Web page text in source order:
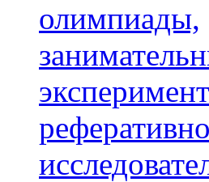
олимпиады,